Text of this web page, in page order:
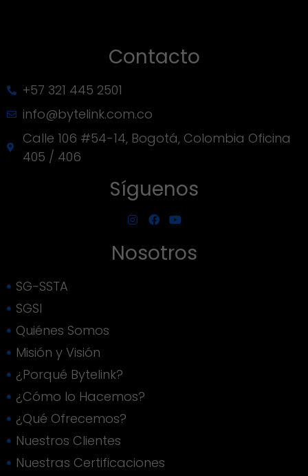
Contacto
+57 321 445 2501
info@bytelink.com.co
Calle 106 #54-14, Bogotá, Colombia Oficina
405 / 406
Síguenos
Nosotros
SG-SSTA
SGSI
Quiénes Somos
Misión y Visión
¿Porqué Bytelink?
¿Cómo lo Hacemos?
¿Qué Ofrecemos?
Nuestros Clientes
Nuestras Certificaciones